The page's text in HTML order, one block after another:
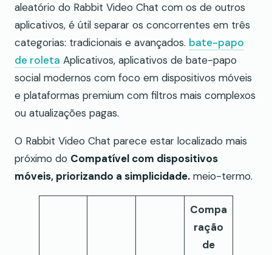
aleatório do Rabbit Video Chat com os de outros
aplicativos, é útil separar os concorrentes em três
categorias: tradicionais e avançados. bate-papo
de roleta Aplicativos, aplicativos de bate-papo
social modernos com foco em dispositivos móveis
e plataformas premium com filtros mais complexos
ou atualizações pagas.
O Rabbit Video Chat parece estar localizado mais
próximo do Compatível com dispositivos
móveis, priorizando a simplicidade. meio-termo.
Compa
ração
de